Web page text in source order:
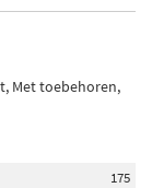
Met toebehoren,
175